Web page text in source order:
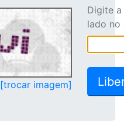
[trocar imagem]
Digite
lado no